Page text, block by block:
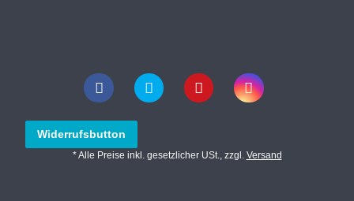
Widerrufsbutton
* Alle Preise inkl. gesetzlicher USt., zzgl. Versand